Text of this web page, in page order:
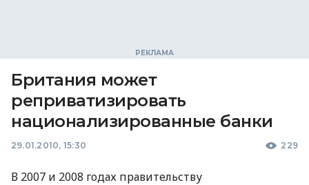
Британия может
реприватизировать
национализированные банки
29.01.2010, 15:30 229
В 2007 и 2008 годах правительству